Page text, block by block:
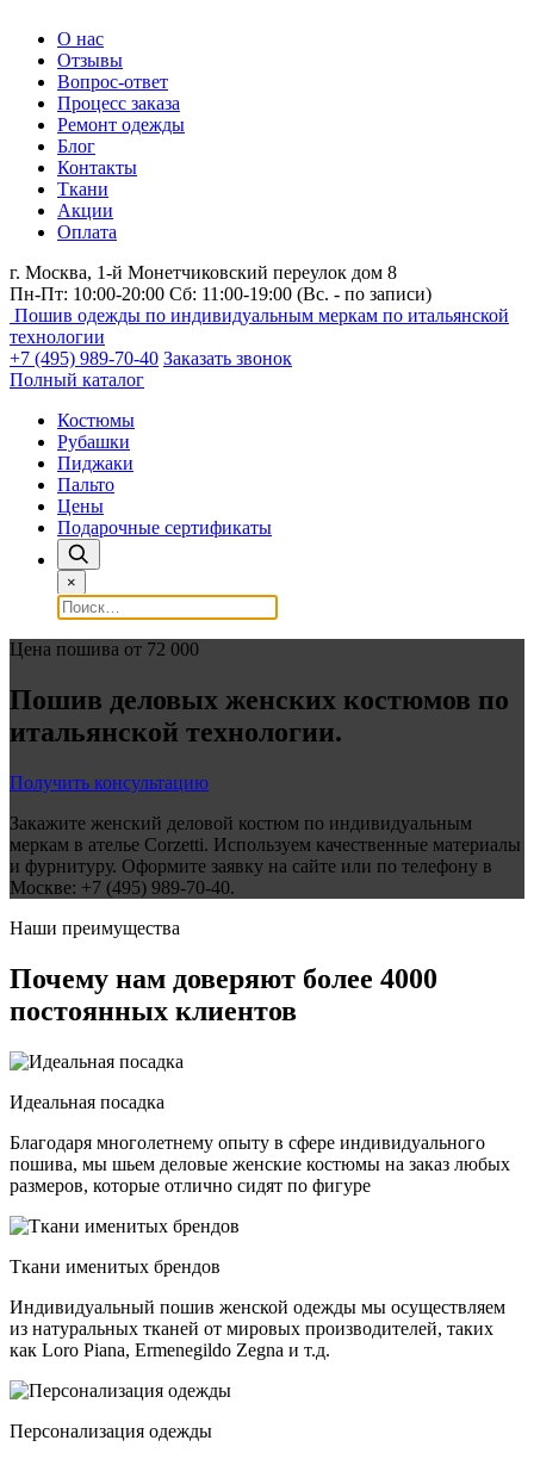
О нас
Отзывы
Вопрос-ответ
Процесс заказа
Ремонт одежды
Блог
Контакты
Ткани
Акции
Оплата
г. Москва, 1-й Монетчиковский переулок дом 8
Пн-Пт: 10:00-20:00 Сб: 11:00-19:00 (Вс. - по записи)
Пошив одежды по индивидуальным меркам по итальянской
технологии
+7 (495) 989-70-40 Заказать звонок
Полный каталог
Костюмы
Рубашки
Пиджаки
Пальто
Цены
Подарочные сертификаты
×
Цена пошива от 72 000
Пошив деловых женских костюмов по
итальянской технологии.
Получить консультацию
Закажите женский деловой костюм по индивидуальным
меркам в ателье Corzetti. Используем качественные материалы
и фурнитуру. Оформите заявку на сайте или по телефону в
Москве: +7 (495) 989-70-40.
Наши преимущества
Почему нам доверяют более 4000
постоянных клиентов
Идеальная посадка
Благодаря многолетнему опыту в сфере индивидуального
пошива, мы шьем деловые женские костюмы на заказ любых
размеров, которые отлично сидят по фигуре
Ткани именитых брендов
Индивидуальный пошив женской одежды мы осуществляем
из натуральных тканей от мировых производителей, таких
как Loro Piana, Ermenegildo Zegna и т.д.
Персонализация одежды